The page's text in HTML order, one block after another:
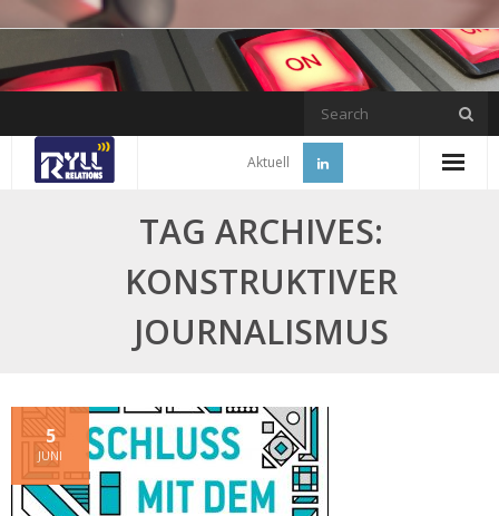
to
content
Aktuell
TAG ARCHIVES:
KONSTRUKTIVER
JOURNALISMUS
5
JUNI